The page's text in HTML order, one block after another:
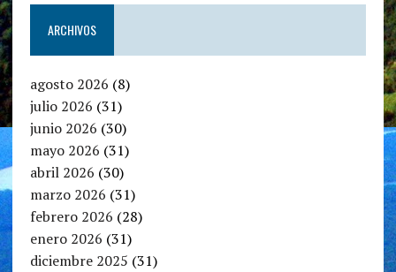
ARCHIVOS
agosto 2026 (8)
julio 2026 (31)
junio 2026 (30)
mayo 2026 (31)
abril 2026 (30)
marzo 2026 (31)
febrero 2026 (28)
enero 2026 (31)
diciembre 2025 (31)